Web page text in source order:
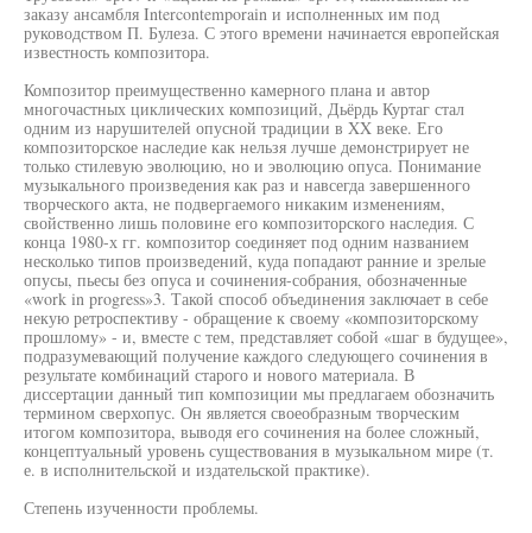
заказу ансамбля Intercontemporain и исполненных им под
руководством П. Булеза. С этого времени начинается европейская
известность композитора.
Композитор преимущественно камерного плана и автор
многочастных циклических композиций, Дьёрдь Куртаг стал
одним из нарушителей опусной традиции в XX веке. Его
композиторское наследие как нельзя лучше демонстрирует не
только стилевую эволюцию, но и эволюцию опуса. Понимание
музыкального произведения как раз и навсегда завершенного
творческого акта, не подвергаемого никаким изменениям,
свойственно лишь половине его композиторского наследия. С
конца 1980-х гг. композитор соединяет под одним названием
несколько типов произведений, куда попадают ранние и зрелые
опусы, пьесы без опуса и сочинения-собрания, обозначенные
«work in progress»3. Такой способ объединения заключает в себе
некую ретроспективу - обращение к своему «композиторскому
прошлому» - и, вместе с тем, представляет собой «шаг в будущее»,
подразумевающий получение каждого следующего сочинения в
результате комбинаций старого и нового материала. В
диссертации данный тип композиции мы предлагаем обозначить
термином сверхопус. Он является своеобразным творческим
итогом композитора, выводя его сочинения на более сложный,
концептуальный уровень существования в музыкальном мире (т.
е. в исполнительской и издательской практике).
Степень изученности проблемы.